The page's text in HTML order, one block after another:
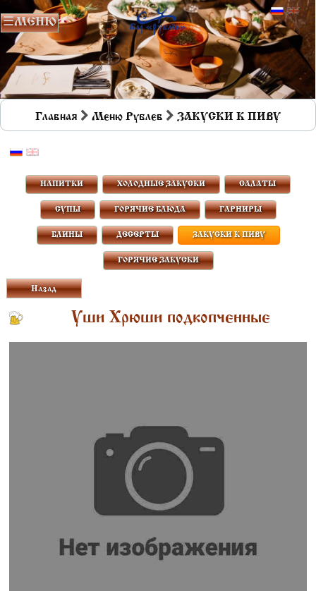
Главная Меню Рублев ЗАКУСКИ К ПИВУ
НАПИТКИ ХОЛОДНЫЕ ЗАКУСКИ САЛАТЫ
СУПЫ ГОРЯЧИЕ БЛЮДА ГАРНИРЫ
БЛИНЫ ДЕСЕРТЫ ЗАКУСКИ К ПИВУ
ГОРЯЧИЕ ЗАКУСКИ
Назад
Уши Хрюши подкопченные